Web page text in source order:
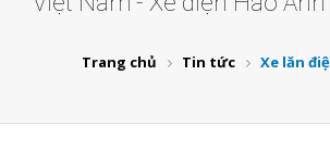
Trang chủ Tin tức Xe lăn